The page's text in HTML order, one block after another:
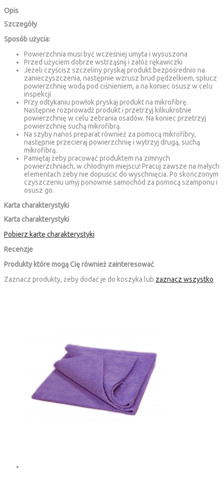
Opis
Szczegóły
Sposób użycia:
Powierzchnia musi być wcześniej umyta i wysuszona
Przed użyciem dobrze wstrząśnij i załóż rękawiczki
Jeżeli czyścisz szczeliny pryskaj produkt bezpośrednio na
zanieczyszczenia, następnie wzrusz brud pędzelkiem, spłucz
powierzchnię wodą pod ciśnieniem, a na koniec osusz w celu
inspekcji
Przy odtykaniu powłok pryskaj produkt na mikrofibrę.
Następnie rozprowadź produkt i przetrzyj kilkukrotnie
powierzchnię w celu zebrania osadów. Na koniec przetrzyj
powierzchnię suchą mikrofibrą.
Na szyby nanoś preparat również za pomocą mikrofibry,
następnie przecieraj powierzchnię i wytrzyj drugą, suchą
mikrofibrą.
Pamiętaj żeby pracować produktem na zimnych
powierzchniach, w chłodnym miejscu! Pracuj zawsze na małych
elementach żeby nie dopuścić do wyschnięcia. Po skończonym
czyszczeniu umyj ponownie samochód za pomocą szamponu i
osusz go.
Karta charakterystyki
Karta charakterystyki
Pobierz kartę charakterystyki
Recenzje
Produkty które mogą Cię również zainteresować
Zaznacz produkty, żeby dodać je do koszyka lub zaznacz wszystko